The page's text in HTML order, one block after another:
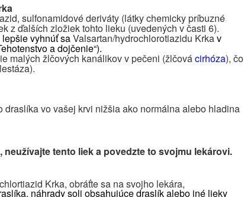
sulfonamidové deriváty (látky chemicky príbuzné
z ďalších zložiek tohto lieku (uvedených v časti 6).
lepšie vyhnúť saValsartan/hydrochlorotiazidu Krkav
a dojčenie“).
malých žlčových kanálikov v pečeni (žlčovácirhóza), čo
vo vašej krvi nižšia ako normálna alebo hladina
tento liek a povedzte to svojmu lekárovi.
Krka, obráťte sa na svojho lekára,
náhrady soli obsahujúce draslík alebo iné lieky